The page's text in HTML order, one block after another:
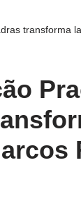
transforma